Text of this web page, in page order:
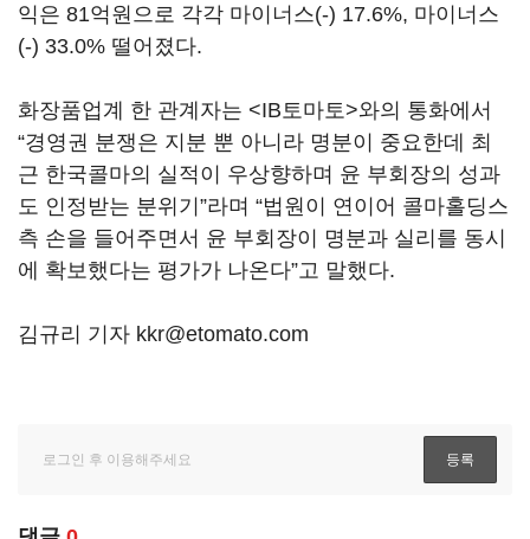
익은 81억원으로 각각 마이너스(-) 17.6%, 마이너스
(-) 33.0% 떨어졌다.
화장품업계 한 관계자는 <IB토마토>와의 통화에서
“경영권 분쟁은 지분 뿐 아니라 명분이 중요한데 최
근 한국콜마의 실적이 우상향하며 윤 부회장의 성과
도 인정받는 분위기”라며 “법원이 연이어 콜마홀딩스
측 손을 들어주면서 윤 부회장이 명분과 실리를 동시
에 확보했다는 평가가 나온다”고 말했다.
김규리 기자 kkr@etomato.com